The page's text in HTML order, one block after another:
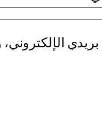
الإلكتروني،